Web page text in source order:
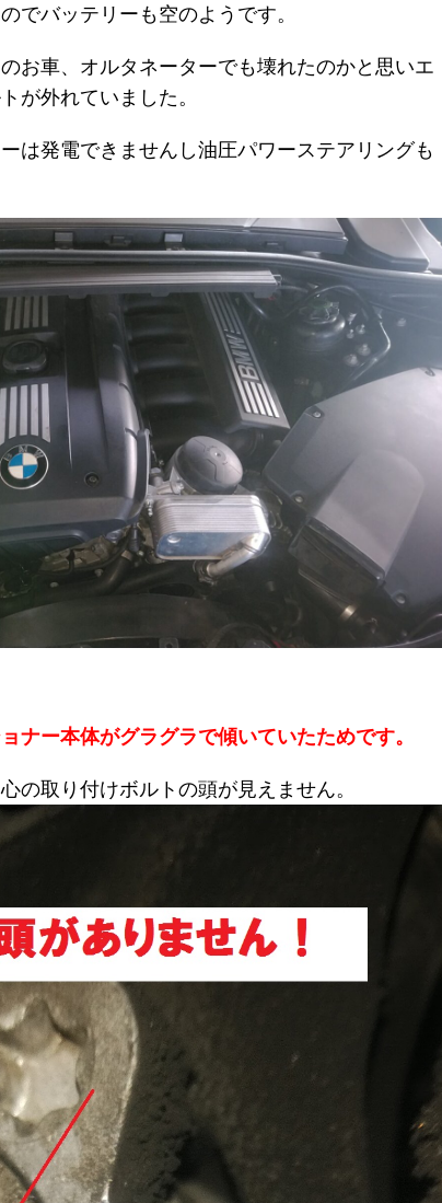
でバッテリーも空のようです。
お車、オルタネーターでも壊れたのかと思いエ
が外れていました。
は発電できませんし油圧パワーステアリングも
ナー本体がグラグラで傾いていたためです。
の取り付けボルトの頭が見えません。